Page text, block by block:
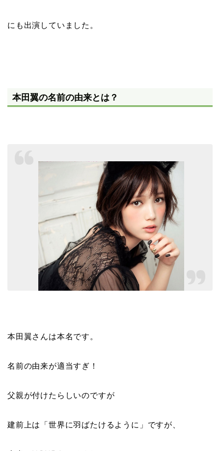
にも出演していました。
本田翼の名前の由来とは？
本田翼さんは本名です。
名前の由来が適当すぎ！
父親が付けたらしいのですが
建前上は「 世界に羽ばたけるように 」ですが、